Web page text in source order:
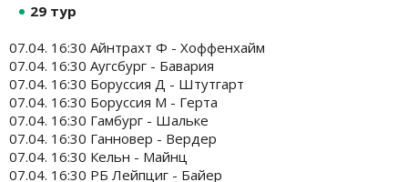
29 тур
07.04. 16:30 Айнтрахт Ф - Хоффенхайм
07.04. 16:30 Аугсбург - Бавария
07.04. 16:30 Боруссия Д - Штутгарт
07.04. 16:30 Боруссия М - Герта
07.04. 16:30 Гамбург - Шальке
07.04. 16:30 Ганновер - Вердер
07.04. 16:30 Кельн - Майнц
07.04. 16:30 РБ Лейпциг - Байер